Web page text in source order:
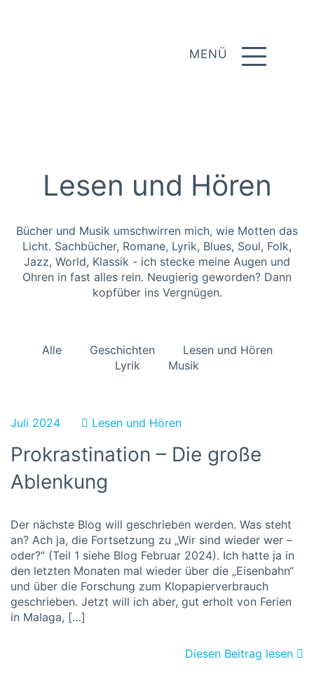
MENÜ
Lesen und Hören
Bücher und Musik umschwirren mich, wie Motten das
Licht. Sachbücher, Romane, Lyrik, Blues, Soul, Folk,
Jazz, World, Klassik - ich stecke meine Augen und
Ohren in fast alles rein. Neugierig geworden? Dann
kopfüber ins Vergnügen.
Alle Geschichten
Lesen und Hören
Lyrik
Musik
Juli 2024 Lesen und Hören
Prokrastination – Die große
Ablenkung
Der nächste Blog will geschrieben werden. Was steht
an? Ach ja, die Fortsetzung zu „Wir sind wieder wer –
oder?“ (Teil 1 siehe Blog Februar 2024). Ich hatte ja in
den letzten Monaten mal wieder über die „Eisenbahn“
und über die Forschung zum Klopapierverbrauch
geschrieben. Jetzt will ich aber, gut erholt von Ferien
in Malaga, […]
Diesen Beitrag lesen